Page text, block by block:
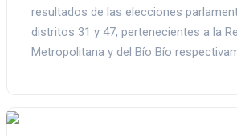
resultados de las elecciones
distritos 31 y 47, pertenecientes a la
Metropolitana y del Bío Bío